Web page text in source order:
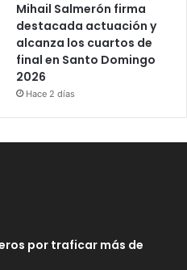
Mihail Salmerón firma
destacada actuación y
alcanza los cuartos de
final en Santo Domingo
2026
Hace 2 días
por traficar más de